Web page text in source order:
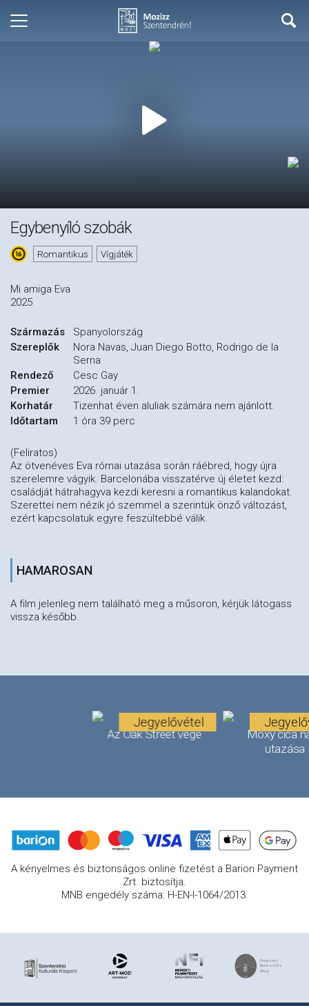
Egybenyíló szobák
Romantikus Vígjáték
Mi amiga Eva
2025
Származás
Spanyolország
Szereplők
Nora Navas, Juan Diego Botto, Rodrigo de la
Serna
Rendező
Cesc Gay
Premier
2026. január 1.
Korhatár
Tizenhat éven aluliak számára nem ajánlott.
Időtartam
1 óra 39 perc
(Feliratos)
Az ötvenéves Eva római utazása során ráébred, hogy újra
szerelemre vágyik. Barcelonába visszatérve új életet kezd:
családját hátrahagyva kezdi keresni a romantikus kalandokat.
Szerettei nem nézik jó szemmel a szerintük önző változást,
ezért kapcsolatuk egyre feszültebbé válik.
HAMAROSAN
A film jelenleg nem található meg a műsoron, kérjük látogass
vissza később.
Az Oak Street vége
Jegyelővétel
Moxy cica
utazása
A kényelmes és biztonságos online fizetést a Barion Payment
Zrt. biztosítja.
MNB engedély száma: H-EN-I-1064/2013.